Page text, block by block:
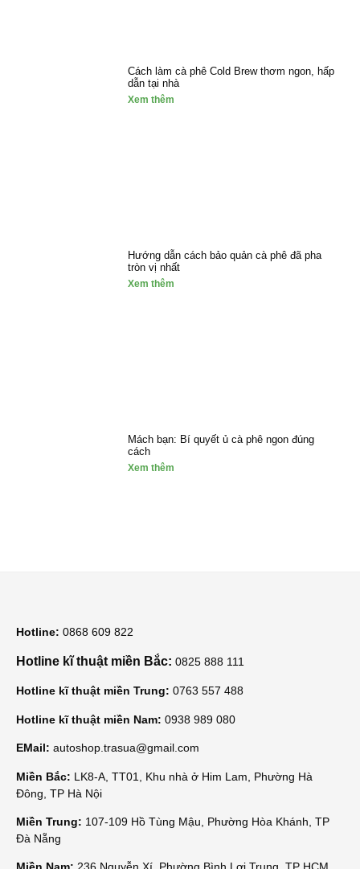
Cách làm cà phê Cold Brew thơm ngon, hấp
dẫn tại nhà
Xem thêm
Hướng dẫn cách bảo quản cà phê đã pha
tròn vị nhất
Xem thêm
Mách bạn: Bí quyết ủ cà phê ngon đúng
cách
Xem thêm
Hotline: 0868 609 822
Hotline kĩ thuật miền Bắc: 0825 888 111
Hotline kĩ thuật miền Trung: 0763 557 488
Hotline kĩ thuật miền Nam: 0938 989 080
EMail: autoshop.trasua@gmail.com
Miền Bắc: LK8-A, TT01, Khu nhà ở Him Lam, Phường Hà
Đông, TP Hà Nội
Miền Trung: 107-109 Hồ Tùng Mậu, Phường Hòa Khánh, TP
Đà Nẵng